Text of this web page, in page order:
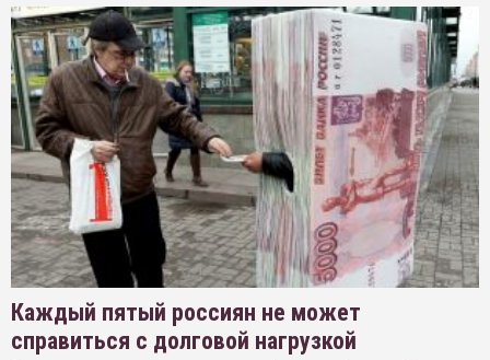
Каждый пятый россиян не может
справиться с долговой нагрузкой